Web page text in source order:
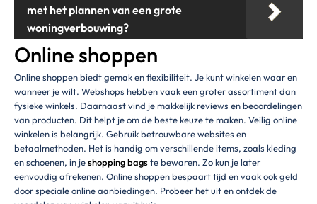
met het plannen van een grote
woningverbouwing?
Online shoppen
Online shoppen biedt gemak en flexibiliteit. Je kunt winkelen waar en
wanneer je wilt. Webshops hebben vaak een groter assortiment dan
fysieke winkels. Daarnaast vind je makkelijk reviews en beoordelingen
van producten. Dit helpt je om de beste keuze te maken. Veilig online
winkelen is belangrijk. Gebruik betrouwbare websites en
betaalmethoden. Het is handig om verschillende items, zoals kleding
en schoenen, in jeshopping bagste bewaren. Zo kun je later
eenvoudig afrekenen. Online shoppen bespaart tijd en vaak ook geld
door speciale online aanbiedingen. Probeer het uit en ontdek de